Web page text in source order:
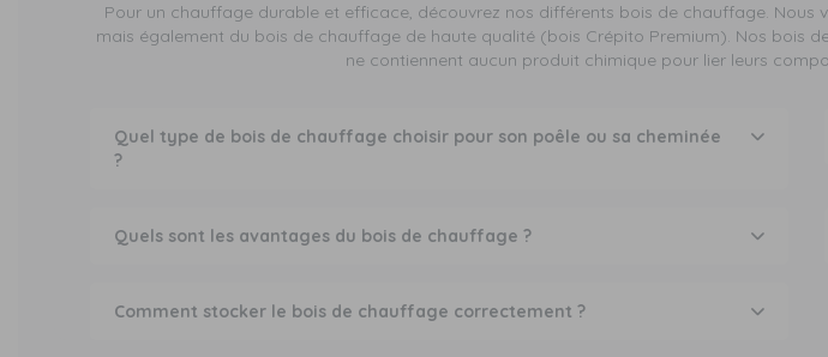
Pour un chauffage durable et efficace, découvrez nos différents bois de chauffage.
mais également du bois de chauffage de haute qualité (bois Crépito Premium). Nos bois
ne contiennent aucun produit chimique pour lier leurs
Quel type de bois de chauffage choisir pour son poêle ou sa cheminée
?
Quels sont les avantages du bois de chauffage ?
Comment stocker le bois de chauffage correctement ?